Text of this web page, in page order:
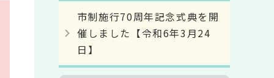
市制施行70周年記念式典を開
催しました【令和6年3月24
日】